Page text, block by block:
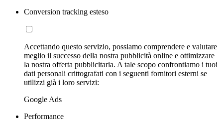
Conversion tracking esteso
Accettando questo servizio, possiamo comprendere e valutare
meglio il successo della nostra pubblicità online e ottimizzare
la nostra offerta pubblicitaria. A tale scopo confrontiamo i tuoi
dati personali crittografati con i seguenti fornitori esterni se
utilizzi già i loro servizi:
Google Ads
Performance